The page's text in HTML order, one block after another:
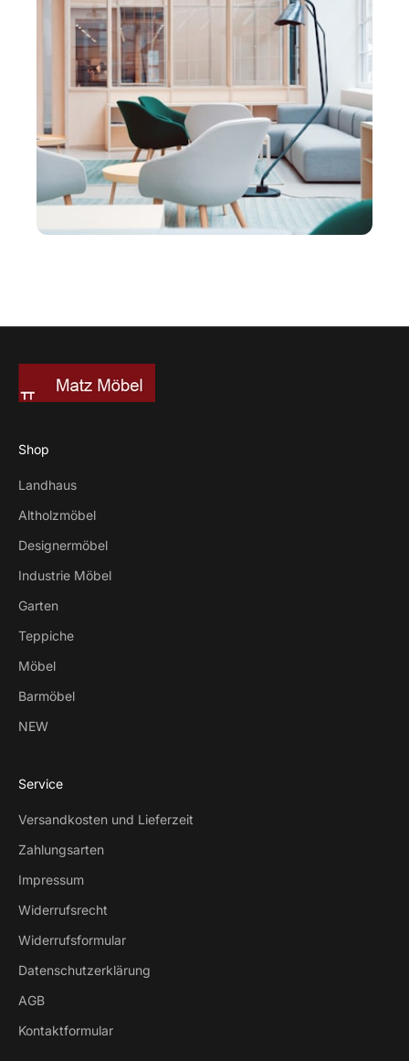
Shop
Landhaus
Altholzmöbel
Designermöbel
Industrie Möbel
Garten
Teppiche
Möbel
Barmöbel
NEW
Service
Versandkosten und Lieferzeit
Zahlungsarten
Impressum
Widerrufsrecht
Widerrufsformular
Datenschutzerklärung
AGB
Kontaktformular